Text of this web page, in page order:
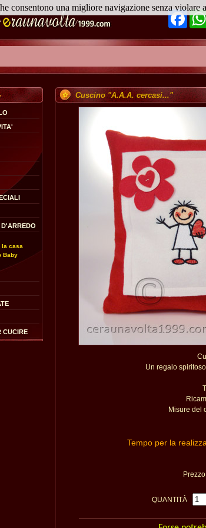
la casa
Baby
CUCIRE
Cuscino "A.A.A. cercasi..."
Un regalo
Misure del
Tempo per la
Prezzo
QUANTITÀ
consentono una migliore navigazione senza